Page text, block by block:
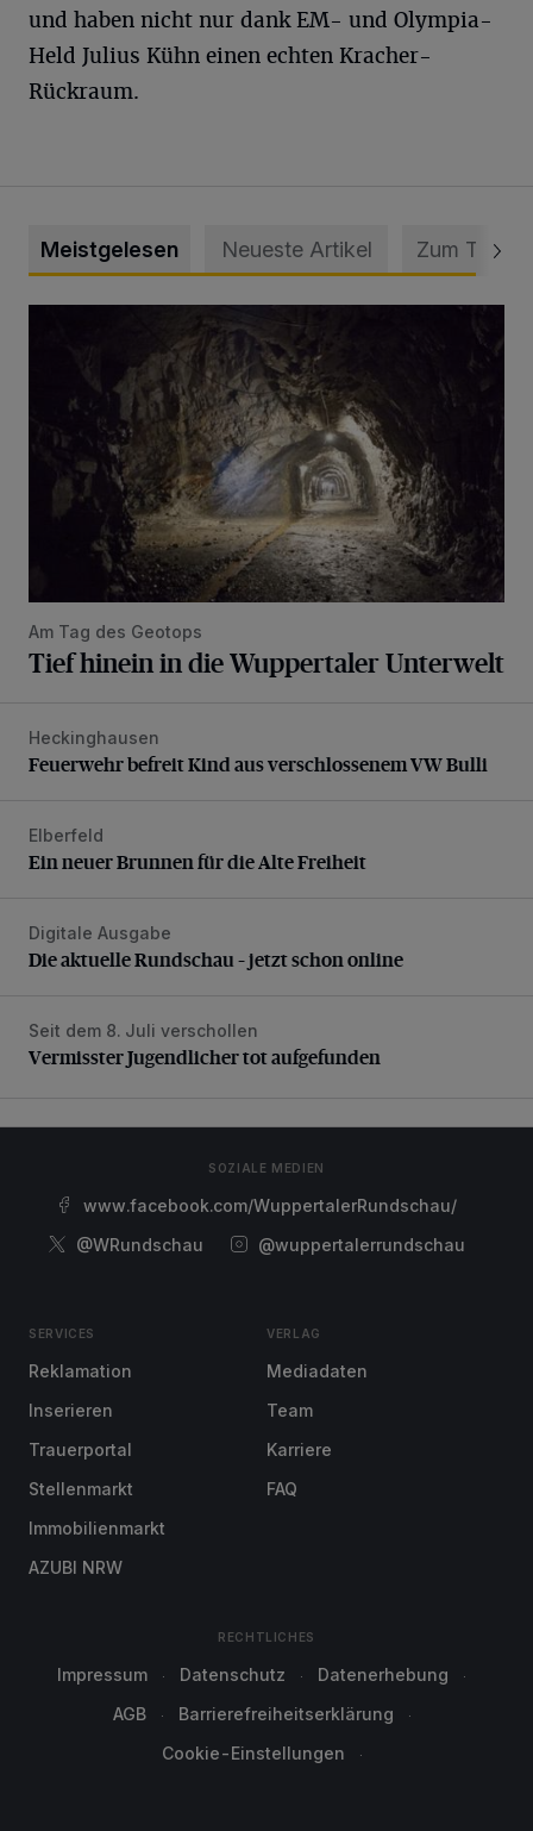
und haben nicht nur dank EM- und Olympia-
Held Julius Kühn einen echten Kracher-
Rückraum.
Meistgelesen Neueste Artikel Zum Thema
Am Tag des Geotops
Tief hinein in die Wuppertaler Unterwelt
Feuerwehr befreit Kind aus verschlossenem VW Bulli
Heckinghausen
Feuerwehr befreit Kind aus verschlossenem VW Bulli
Ein neuer Brunnen für die Alte Freiheit
Elberfeld
Ein neuer Brunnen für die Alte Freiheit
Die aktuelle Rundschau – jetzt schon online
Digitale Ausgabe
Die aktuelle Rundschau – jetzt schon online
Vermisster Jugendlicher tot aufgefunden
Seit dem 8. Juli verschollen
Vermisster Jugendlicher tot aufgefunden
SOZIALE MEDIEN
www.facebook.com/WuppertalerRundschau/
@WRundschau
@wuppertalerrundschau
SERVICES
Reklamation
Inserieren
Trauerportal
Stellenmarkt
Immobilienmarkt
AZUBI NRW
VERLAG
Mediadaten
Team
Karriere
FAQ
RECHTLICHES
Impressum Datenschutz
Datenerhebung
AGB
Barrierefreiheitserklärung
Cookie-Einstellungen